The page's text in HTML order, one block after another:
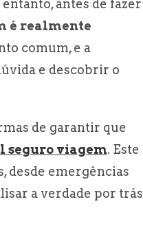
antes de fazer
é realmente
comum, e a
e descobrir o
de garantir que
seguro viagem. Este
desde emergências
a verdade por trás